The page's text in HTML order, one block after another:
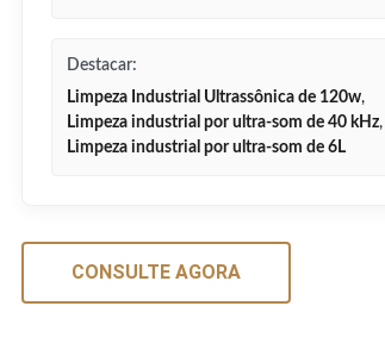
Destacar:
Limpeza Industrial Ultrassônica de 120w,
Limpeza industrial por ultra-som de 40 kHz,
Limpeza industrial por ultra-som de 6L
CONSULTE AGORA